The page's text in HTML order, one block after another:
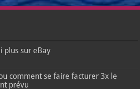
plus sur eBay
comment se faire facturer 3x le
prévu